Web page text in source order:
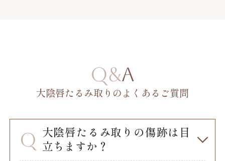
Q&A
大陰唇たるみ取りのよくあるご質問
大陰唇たるみ取りの傷跡は目
立ちますか？